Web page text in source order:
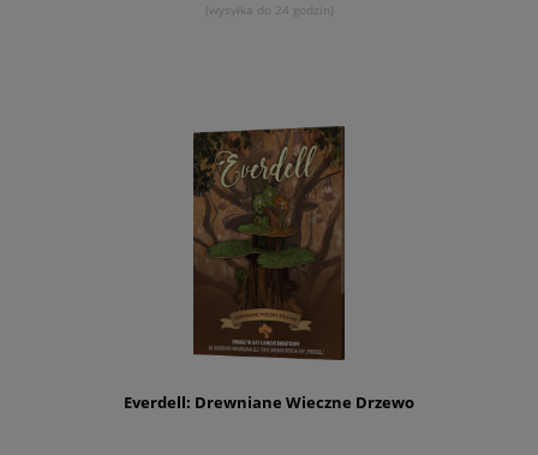
(wysyłka do 24 godzin)
Everdell: Drewniane Wieczne Drzewo